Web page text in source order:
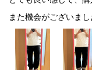
また機会がございま